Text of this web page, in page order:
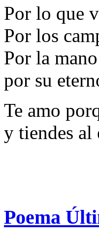
Por lo que
Por los
Por la
por su
Te amo
y tiendes al
Poema